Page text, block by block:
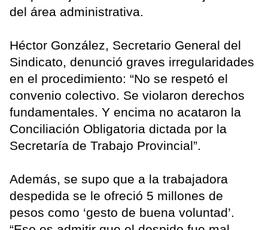
del área administrativa.
Héctor González, Secretario General del
Sindicato, denunció graves irregularidades
en el procedimiento: “No se respetó el
convenio colectivo. Se violaron derechos
fundamentales. Y encima no acataron la
Conciliación Obligatoria dictada por la
Secretaría de Trabajo Provincial”.
Además, se supo que a la trabajadora
despedida se le ofreció 5 millones de
pesos como ‘gesto de buena voluntad’.